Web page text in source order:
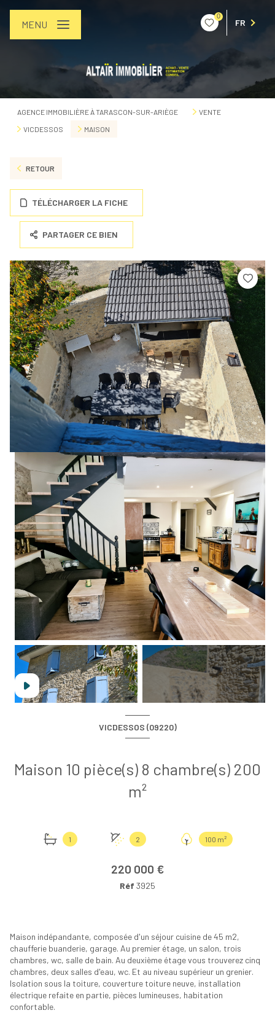
0
FR
MENU
AGENCE IMMOBILIÈRE À TARASCON-SUR-ARIÈGE
VENTE
VICDESSOS
MAISON
RETOUR
TÉLÉCHARGER LA FICHE
PARTAGER CE BIEN
VICDESSOS (09220)
Maison 10 pièce(s) 8 chambre(s) 200
m²
1 2 100 m²
220 000 €
Réf 3925
Maison indépandante, composée d'un séjour cuisine de 45 m2,
chaufferie buanderie, garage. Au premier étage, un salon, trois
chambres, wc, salle de bain. Au deuxième étage vous trouverez cinq
chambres, deux salles d'eau, wc. Et au niveau supérieur un grenier.
Isolation sous la toiture, couverture toiture neuve, installation
électrique refaite en partie, pièces lumineuses, habitation
confortable.